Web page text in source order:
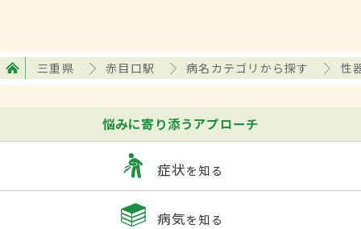
三重県 赤目口駅 病名カテゴリから探す 性
悩みに寄り添うアプローチ
症状を知る
病気を知る